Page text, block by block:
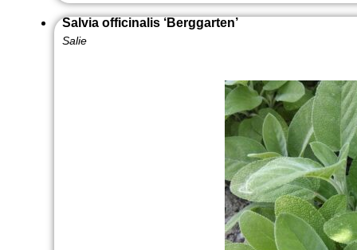
Salvia officinalis ‘Berggarten’
Salie